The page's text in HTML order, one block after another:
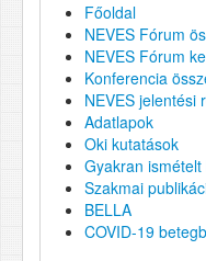
Főoldal
NEVES Fórum
NEVES Fórum
Konferencia
NEVES jelentési
Adatlapok
Oki kutatások
Gyakran
Szakmai
BELLA
COVID-19